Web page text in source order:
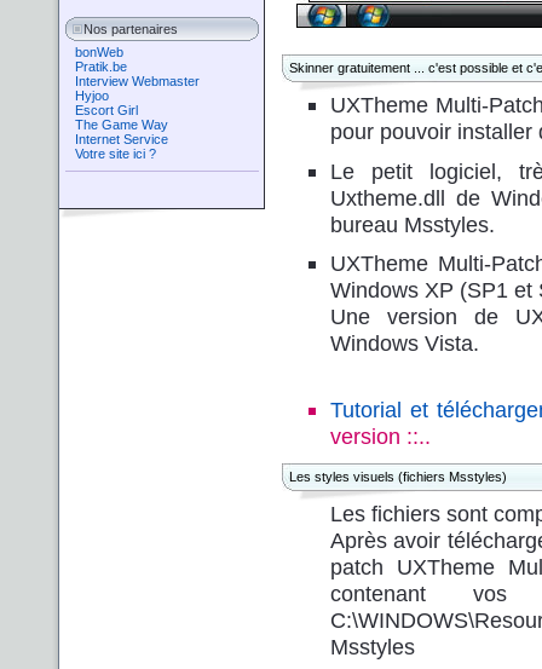
Nos partenaires
bonWeb
Pratik.be
Interview Webmaster
Hyjoo
Escort Girl
The Game Way
Internet Service
Votre site ici ?
Skinner gratuitement ... c'est possible et
UXTheme Multi-
pour pouvoir installer
Le petit logiciel,
Uxtheme.dll de
bureau Msstyles.
UXTheme Multi-
Windows XP (SP1 et
Une version de
Windows Vista.
Tutorial et
version ::..
Les styles visuels (fichiers Msstyles)
Les fichiers sont
Après avoir
patch UXTheme
contenant
Msstyles